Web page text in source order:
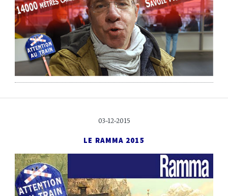
03-12-2015
LE RAMMA 2015